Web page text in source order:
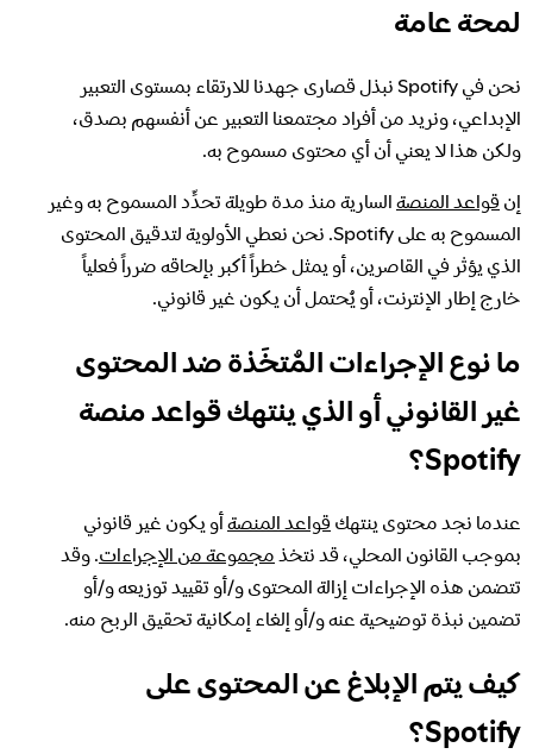
فهم الاقتراحات
لمحة عامة
نحن في Spotify نبذل قصارى جهدنا للارتقاء بمستوى التعبير
الإبداعي، ونريد من أفراد مجتمعنا التعبير عن أنفسهم بصدق،
ولكن هذا لا يعني أن أي محتوى مسموح به.
إن قواعد المنصةالسارية منذ مدة طويلة تحدِّد المسموح به وغير
المسموح به على Spotify. نحن نعطي الأولوية لتدقيق المحتوى
الذي يؤثر في القاصرين، أو يمثل خطراً أكبر بإلحاقه ضرراً فعلياً
خارج إطار الإنترنت، أو يُحتمل أن يكون غير قانوني.
ما نوع الإجراءات المُتخَذة ضد المحتوى
غير القانوني أو الذي ينتهك قواعد منصة
Spotify؟
عندما نجد محتوى ينتهك قواعد المنصةأو يكون غير قانوني
بموجب القانون المحلي، قد نتخذمجموعة من الإجراءات. وقد
تتضمن هذه الإجراءات إزالة المحتوى و/أو تقييد توزيعه و/أو
تضمين نبذة توضيحية عنه و/أو إلغاء إمكانية تحقيق الربح منه.
كيف يتم الإبلاغ عن المحتوى على
Spotify؟